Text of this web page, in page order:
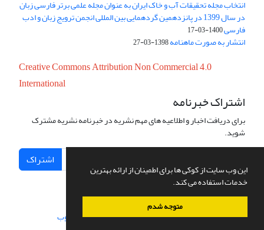
این وب سایت از کوکی ها برای اطمینان از ارائه بهترین
خدمات استفاده می کند.
متوجه شدم
انتخاب مجله تحقیقات آب و خاک ایران به عنوان مجله علمی برتر فارسی زبان
در سال 1399 در پانزدهمین گردهمایی بین المللی انجمن ترویج زبان و ادب
فارسی1400-03-17
انتشار به صورت ماهنامه1398-03-27
Creative Commons Attribution Non Commercial 4.0
International
اشتراک خبرنامه
برای دریافت اخبار و اطلاعیه های مهم نشریه در خبرنامه نشریه مشترک
شوید.
اشتراک
سامانه مدیریت نشریات علمی.طراحی و پیاده سازی از سیناوب